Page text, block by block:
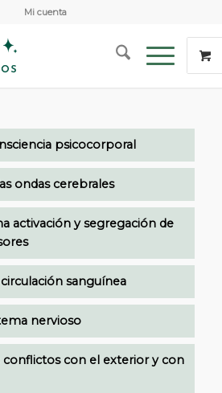
Mi cuenta
psicocorporal
ondas cerebrales
activación y segregación de
sanguínea
nervioso
conflictos con el exterior y con